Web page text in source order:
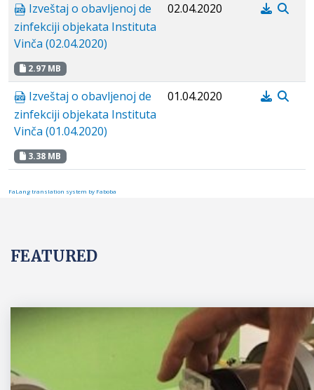
Izveštaj o obavljenoj de
zinfekciji objekata Instituta
Vinča (02.04.2020)
2.97 MB
02.04.2020
Izveštaj o obavljenoj de
zinfekciji objekata Instituta
Vinča (01.04.2020)
3.38 MB
01.04.2020
FaLang translation system by Faboba
FEATURED